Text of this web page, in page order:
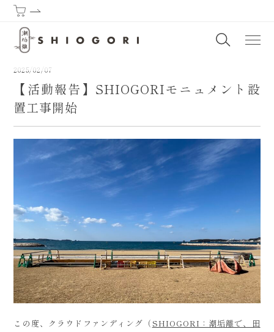
潮垢離からはじまる熊野古道 | SHIOGORI (Purification by the
2025/02/07
【活動報告】SHIOGORIモニュメント設
置工事開始
この度、クラウドファンディング（SHIOGORI：潮垢離で、田